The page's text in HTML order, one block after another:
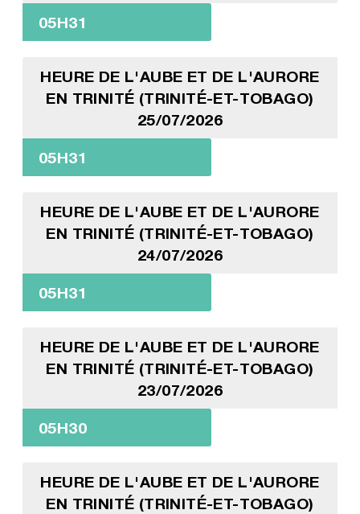
05H31
HEURE DE L'AUBE ET DE L'AURORE
EN TRINITÉ (TRINITÉ-ET-TOBAGO)
25/07/2026
05H31
HEURE DE L'AUBE ET DE L'AURORE
EN TRINITÉ (TRINITÉ-ET-TOBAGO)
24/07/2026
05H31
HEURE DE L'AUBE ET DE L'AURORE
EN TRINITÉ (TRINITÉ-ET-TOBAGO)
23/07/2026
05H30
HEURE DE L'AUBE ET DE L'AURORE
EN TRINITÉ (TRINITÉ-ET-TOBAGO)